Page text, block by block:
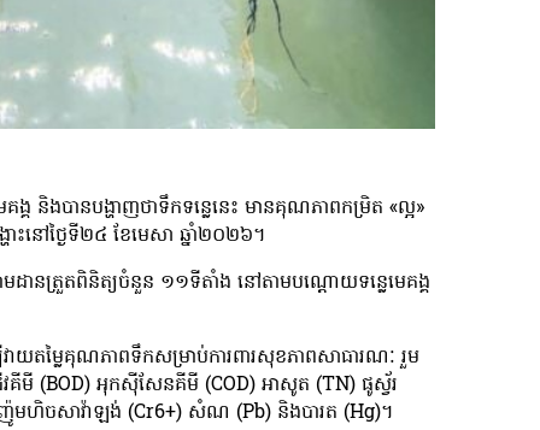
គ និងបានបង្ហាញថាទឹកទន្លេនេះ មានគុណភាពកម្រិត «ល្អ»
ោះនៅថ្ងៃទី២៤ ខែមេសា ឆ្នាំ២០២៦។
ដានត្រួតពិនិត្យចំនួន ១១ទីតាំង នៅតាមបណ្តោយទន្លេមេគង្គ
ាយតម្លៃគុណភាពទឹកសម្រាប់ការពារសុខភាពសាធារណៈ រួម
មី (BOD) អុកស៊ីសែនគីមី (COD) អាសូត (TN) ផូស្វ័រ
មហិចសាវ៉ាឡង់ (Cr6+) សំណ (Pb) និងបារត (Hg)។